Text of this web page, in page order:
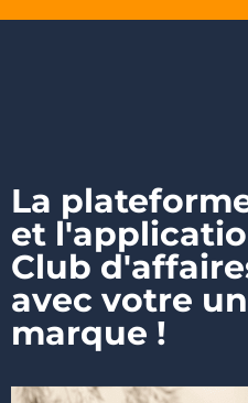
La
et
Club
avec votre
marque !